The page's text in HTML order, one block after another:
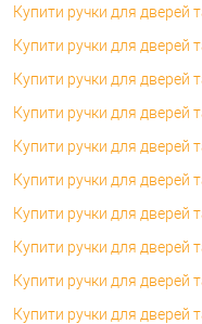
Купити ручки для дверей
Купити ручки для дверей
Купити ручки для дверей
Купити ручки для дверей
Купити ручки для дверей
Купити ручки для дверей
Купити ручки для дверей
Купити ручки для дверей
Купити ручки для дверей
Купити ручки для дверей